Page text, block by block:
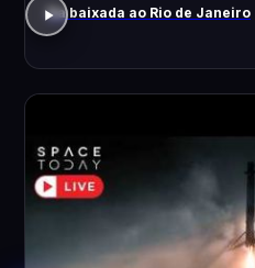
Da baixada ao Rio de Janeiro